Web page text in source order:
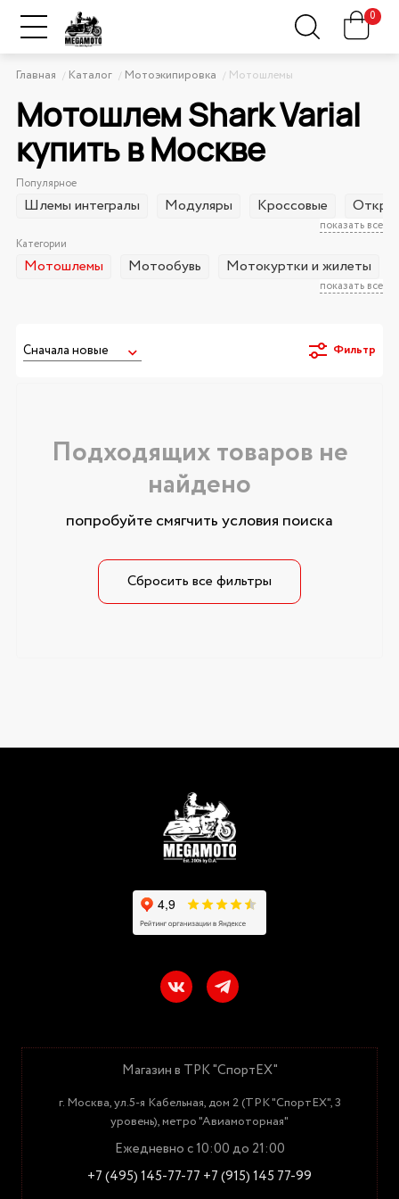
0
Главная Каталог Мотоэкипировка Мотошлемы
Мотошлем Shark Varial
купить в Москве
Популярное
показать все
Шлемы интегралы Модуляры Кроссовые
Категории
показать все
Мотошлемы Мотообувь Мотокуртки и жилеты
Фильтр
Подходящих товаров не
найдено
попробуйте смягчить условия поиска
Сбросить все фильтры
Магазин в ТРК "СпортЕХ"
г. Москва, ул.5-я Кабельная, дом 2 (ТРК "СпортЕХ", 3
уровень), метро "Авиамоторная"
Ежедневно с 10:00 до 21:00
+7 (495) 145-77-77 +7 (915) 145 77-99